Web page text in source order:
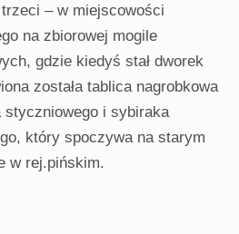
– w miejscowości
na zbiorowej mogile
gdzie kiedyś stał dworek
została tablica nagrobkowa
styczniowego i sybiraka
który spoczywa na starym
w rej.pińskim.